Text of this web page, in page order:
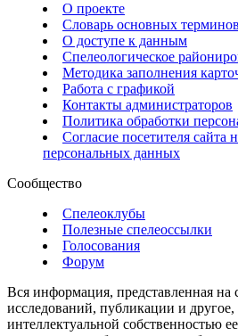
О проекте
Словарь основных терминов
О доступе к данным
Спелеологическое
Методика заполнения
Работа с графикой
Контакты администраторов
Политика обработки
Согласие посетителя сайта
персональных данных
Сообщество
Спелеоклубы
Полезные спелеоссылки
Голосования
Форум
Вся информация, представленная на
исследований, публикации и другое,
интеллектуальной собственностью